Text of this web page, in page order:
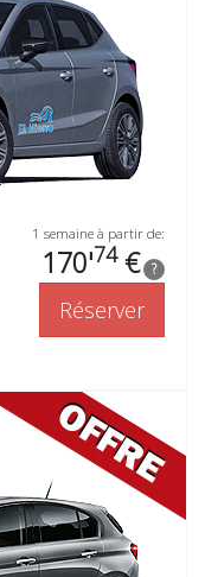
1 semaine à partir de:
170'74€ ?
Réserver